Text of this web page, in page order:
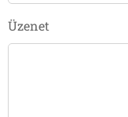
Üzenet